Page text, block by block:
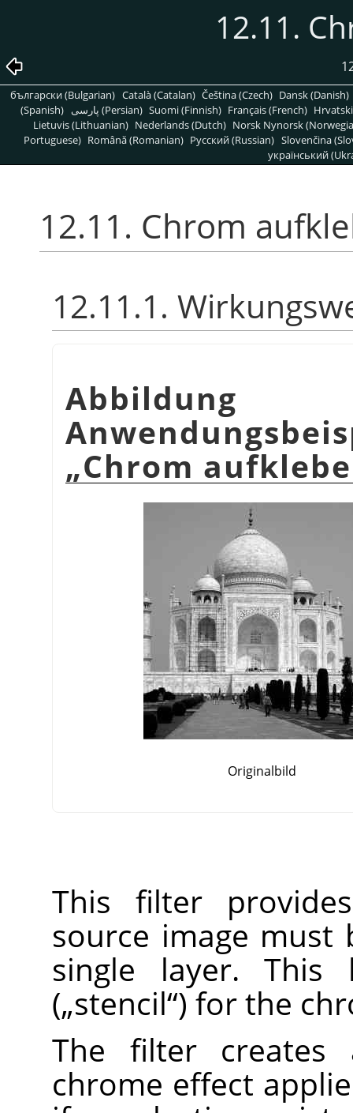
12.11.
български (Bulgarian) Català (Catalan) Čeština (Czech) Dansk (Danish)
(Spanish)
پارسی (Persian) Suomi (Finnish) Français (French)
Lietuvis (Lithuanian) Nederlands (Dutch) Norsk Nynorsk
Portuguese) Română (Romanian) Pусский (Russian) Slovenčina
український
12.11. Chrom
12.11.1.
„Chrom
Originalbild
This filter
source image must
single layer.
(„stencil“) for the
The filter
chrome effect